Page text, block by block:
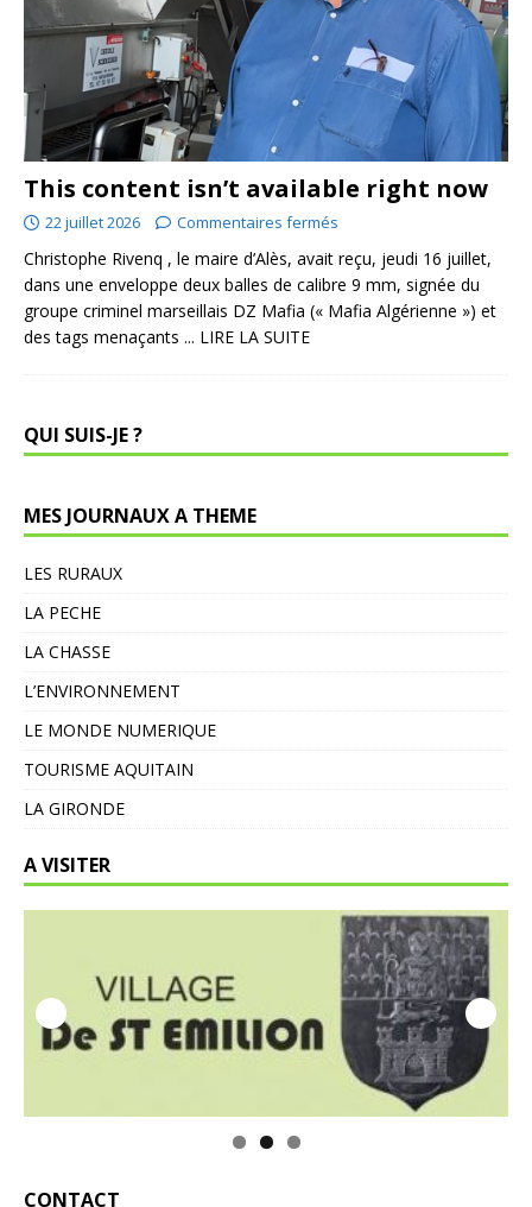
This content isn’t available right now
22 juillet 2026 Commentaires fermés
Christophe Rivenq , le maire d’Alès, avait reçu, jeudi 16 juillet,
dans une enveloppe deux balles de calibre 9 mm, signée du
groupe criminel marseillais DZ Mafia (« Mafia Algérienne ») et
des tags menaçants ... LIRE LA SUITE
QUI SUIS-JE ?
MES JOURNAUX A THEME
LES RURAUX
LA PECHE
LA CHASSE
L’ENVIRONNEMENT
LE MONDE NUMERIQUE
TOURISME AQUITAIN
LA GIRONDE
A VISITER
CONTACT